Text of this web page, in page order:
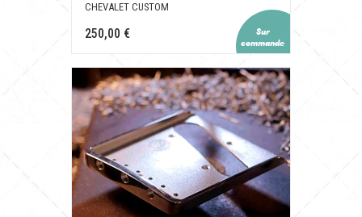
CHEVALET CUSTOM
250,00 €